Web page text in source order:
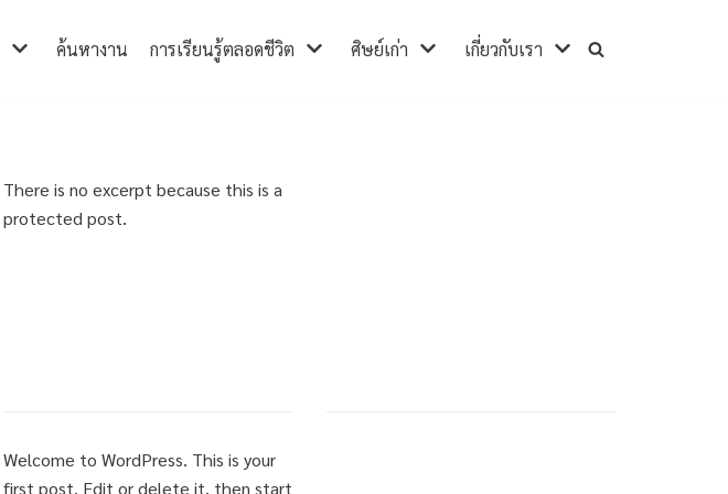
ค้นหางาน การเรียนรู้ตลอดชีวิต ศิษย์เก่า เกี่ยวกับเรา
There is no excerpt because this is a
protected post.
Welcome to WordPress. This is your
first post. Edit or delete it, then start